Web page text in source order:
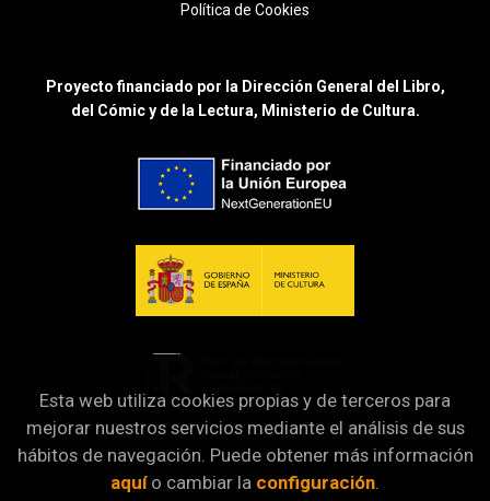
Política de Cookies
Proyecto financiado por la Dirección General del Libro,
del Cómic y de la Lectura, Ministerio de Cultura.
Esta web utiliza cookies propias y de terceros para
mejorar nuestros servicios mediante el análisis de sus
hábitos de navegación. Puede obtener más información
aquío cambiar la configuración.